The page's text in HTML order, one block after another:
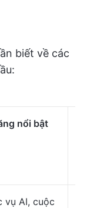
biết về các
nổi bật
vụ AI, cuộc